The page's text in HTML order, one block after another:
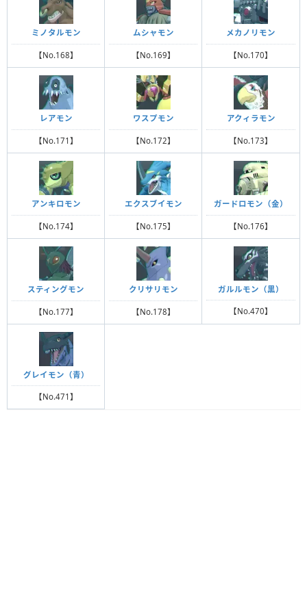
ミノタルモン
【No.168】
ムシャモン
【No.169】
メカノリモン
【No.170】
レアモン
【No.171】
ワスプモン
【No.172】
アクィラモン
【No.173】
アンキロモン
【No.174】
エクスブイモン
【No.175】
ガードロモン（金）
【No.176】
スティングモン
【No.177】
クリサリモン
【No.178】
ガルルモン（黒）
【No.470】
グレイモン（青）
【No.471】